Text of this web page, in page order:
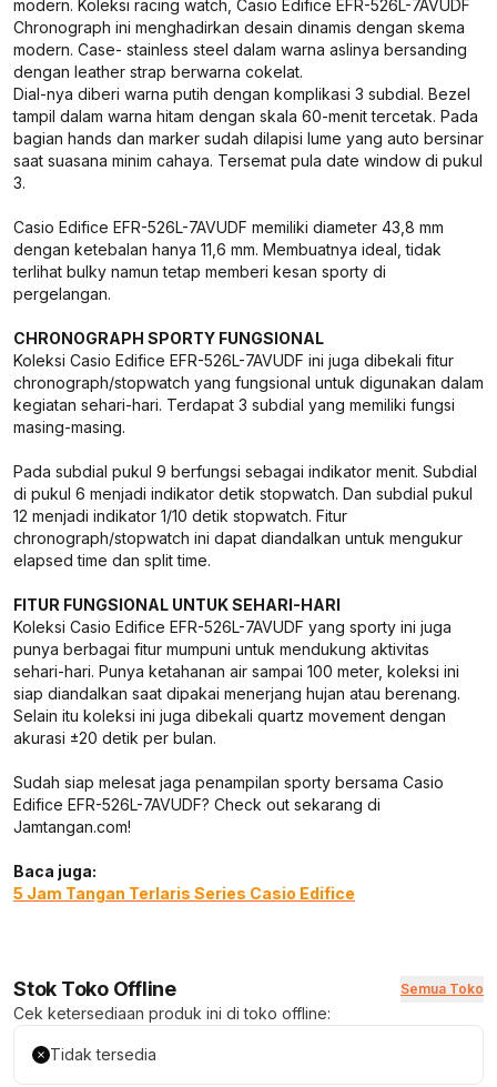
modern. Koleksi racing watch, Casio Edifice EFR-526L-7AVUDF
Chronograph ini menghadirkan desain dinamis dengan skema
modern. Case- stainless steel dalam warna aslinya bersanding
dengan leather strap berwarna cokelat.
Dial-nya diberi warna putih dengan komplikasi 3 subdial. Bezel
tampil dalam warna hitam dengan skala 60-menit tercetak. Pada
bagian hands dan marker sudah dilapisi lume yang auto bersinar
saat suasana minim cahaya. Tersemat pula date window di pukul
3.
Casio Edifice EFR-526L-7AVUDF memiliki diameter 43,8 mm
dengan ketebalan hanya 11,6 mm. Membuatnya ideal, tidak
terlihat bulky namun tetap memberi kesan sporty di
pergelangan.
CHRONOGRAPH SPORTY FUNGSIONAL
Koleksi Casio Edifice EFR-526L-7AVUDF ini juga dibekali fitur
chronograph/stopwatch yang fungsional untuk digunakan dalam
kegiatan sehari-hari. Terdapat 3 subdial yang memiliki fungsi
masing-masing.
Pada subdial pukul 9 berfungsi sebagai indikator menit. Subdial
di pukul 6 menjadi indikator detik stopwatch. Dan subdial pukul
12 menjadi indikator 1/10 detik stopwatch. Fitur
chronograph/stopwatch ini dapat diandalkan untuk mengukur
elapsed time dan split time.
FITUR FUNGSIONAL UNTUK SEHARI-HARI
Koleksi Casio Edifice EFR-526L-7AVUDF yang sporty ini juga
punya berbagai fitur mumpuni untuk mendukung aktivitas
sehari-hari. Punya ketahanan air sampai 100 meter, koleksi ini
siap diandalkan saat dipakai menerjang hujan atau berenang.
Selain itu koleksi ini juga dibekali quartz movement dengan
akurasi ±20 detik per bulan.
Sudah siap melesat jaga penampilan sporty bersama Casio
Edifice EFR-526L-7AVUDF? Check out sekarang di
Jamtangan.com!
Baca juga:
5 Jam Tangan Terlaris Series Casio Edifice
Stok Toko Offline Semua Toko
Cek ketersediaan produk ini di toko offline:
Tidak tersedia